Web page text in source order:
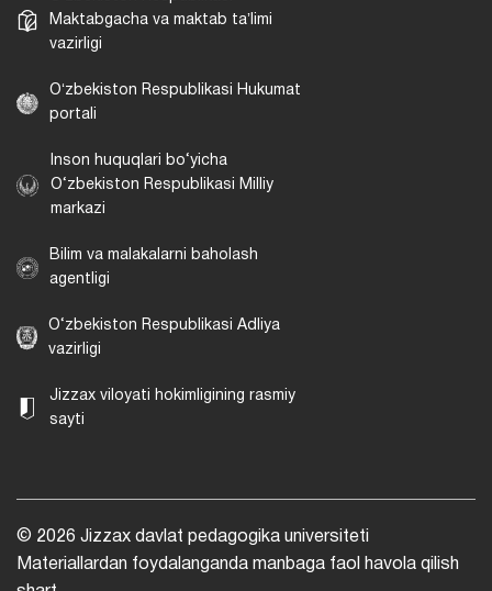
Maktabgacha va maktab taʼlimi
vazirligi
Oʻzbekiston Respublikasi Hukumat
portali
Inson huquqlari bo‘yicha
O‘zbekiston Respublikasi Milliy
markazi
Bilim va malakalarni baholash
agentligi
O‘zbekiston Respublikasi Adliya
vazirligi
Jizzax viloyati hokimligining rasmiy
sayti
© 2026 Jizzax davlat pedagogika universiteti
Materiallardan foydalanganda manbaga faol havola qilish